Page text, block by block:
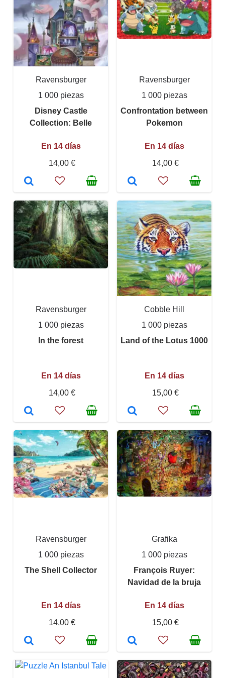
Ravensburger
1 000 piezas
Disney Castle
Collection: Belle
En 14 días
14,00 €
Ravensburger
1 000 piezas
Confrontation between
Pokemon
En 14 días
14,00 €
Ravensburger
1 000 piezas
In the forest
En 14 días
14,00 €
Cobble Hill
1 000 piezas
Land of the Lotus 1000
En 14 días
15,00 €
Ravensburger
1 000 piezas
The Shell Collector
En 14 días
14,00 €
Grafika
1 000 piezas
François Ruyer:
Navidad de la bruja
En 14 días
15,00 €